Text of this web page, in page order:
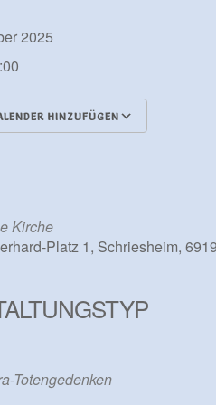
2025
HINZUFÜGEN
Kirche
Platz 1, Schriesheim,
Totengedenken